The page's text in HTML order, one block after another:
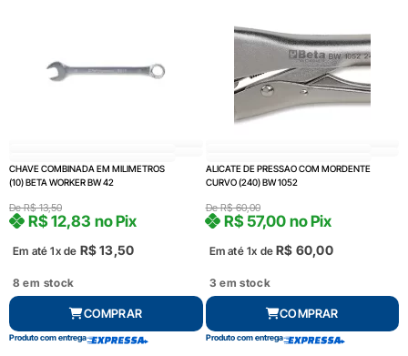
CHAVE COMBINADA EM MILIMETROS
(10) BETA WORKER BW 42
DeR$13,50
Em até 1x de R$13,50
R$12,83 no Pix
8 em stock
COMPRAR
Produto com entrega
ALICATE DE PRESSAO COM MORDENTE
CURVO (240) BW 1052
DeR$60,00
Em até 1x de R$ 60,00
R$ 57,00 no Pix
3 em stock
COMPRAR
Produto com entrega